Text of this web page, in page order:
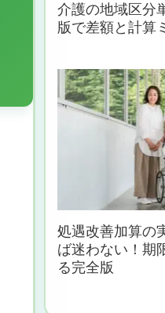
介護の地域区分
版で差額と計算
処遇改善加算の
ば迷わない！期
る完全版